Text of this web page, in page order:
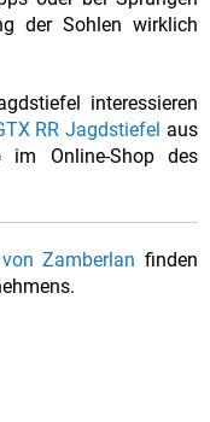
der Sohlen wirklich
interessieren
RR Jagdstiefel aus
Online-Shop des
Zamberlan finden